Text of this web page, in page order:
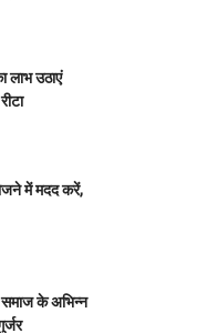
लाभ उठाएं
में मदद करें,
समाज के अभिन्न